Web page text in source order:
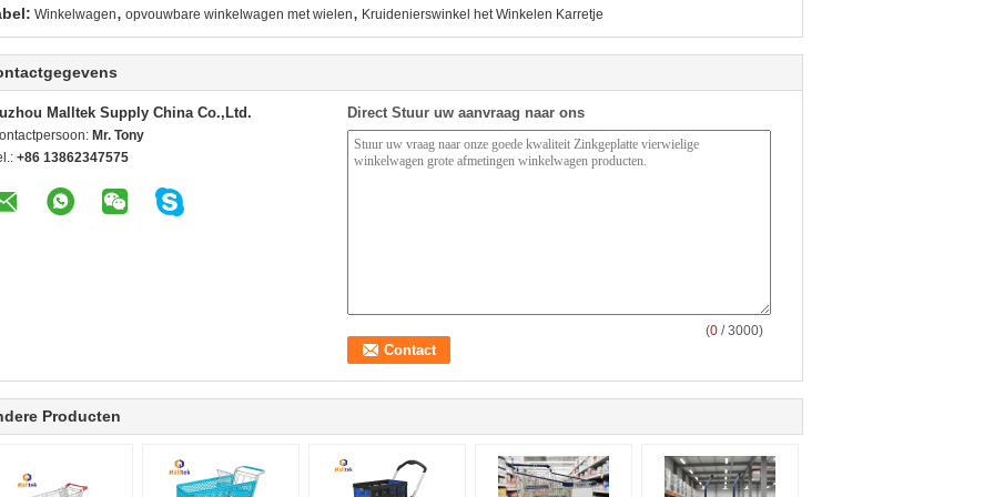
Winkelwagen, opvouwbare winkelwagen met wielen, Kruidenierswinkel het Winkelen Karretje
Malltek Supply China Co.,Ltd.
Mr. Tony
+86 13862347575
Direct Stuur uw aanvraag naar ons
(0 / 3000)
Producten